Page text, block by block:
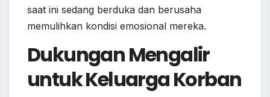
saat ini sedang berduka dan berusaha
memulihkan kondisi emosional mereka.
Dukungan Mengalir
untuk Keluarga Korban